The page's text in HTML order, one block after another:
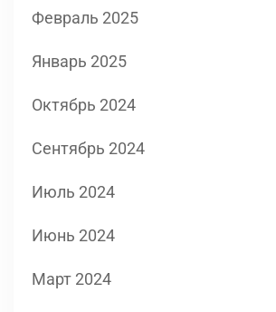
Февраль 2025
Январь 2025
Октябрь 2024
Сентябрь 2024
Июль 2024
Июнь 2024
Март 2024